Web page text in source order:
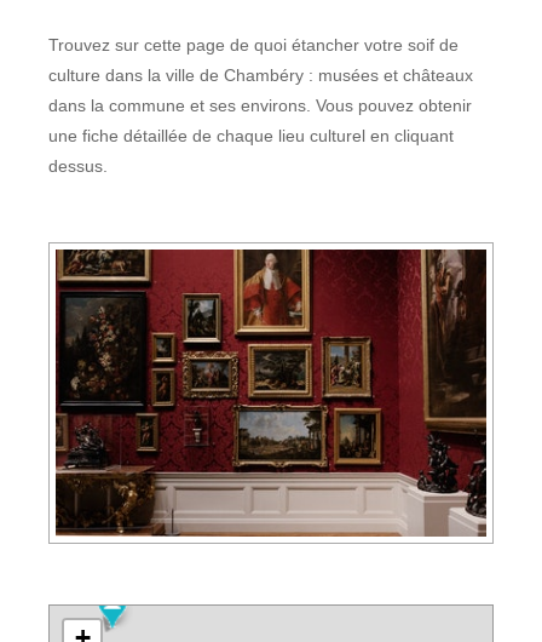
Trouvez sur cette page de quoi étancher votre soif de
culture dans la ville de Chambéry : musées et châteaux
dans la commune et ses environs. Vous pouvez obtenir
une fiche détaillée de chaque lieu culturel en cliquant
dessus.